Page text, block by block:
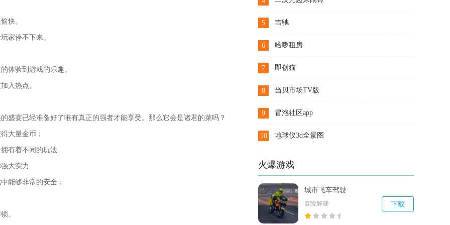
快。
家停不下来。
体验到游戏的乐趣。
入热点。
盛宴已经准备好了唯有真正的强者才能享受。那么它会是诸君的菜吗？
大量金币；
有着不同的玩法
大实力
能够非常的安全；
。
5 吉驰
6 哈啰租房
7 即创猫
8 当贝市场TV版
9 冒泡社区app
10 地球仪3d全景图
火爆游戏
城市飞车驾驶
冒险解谜 下载